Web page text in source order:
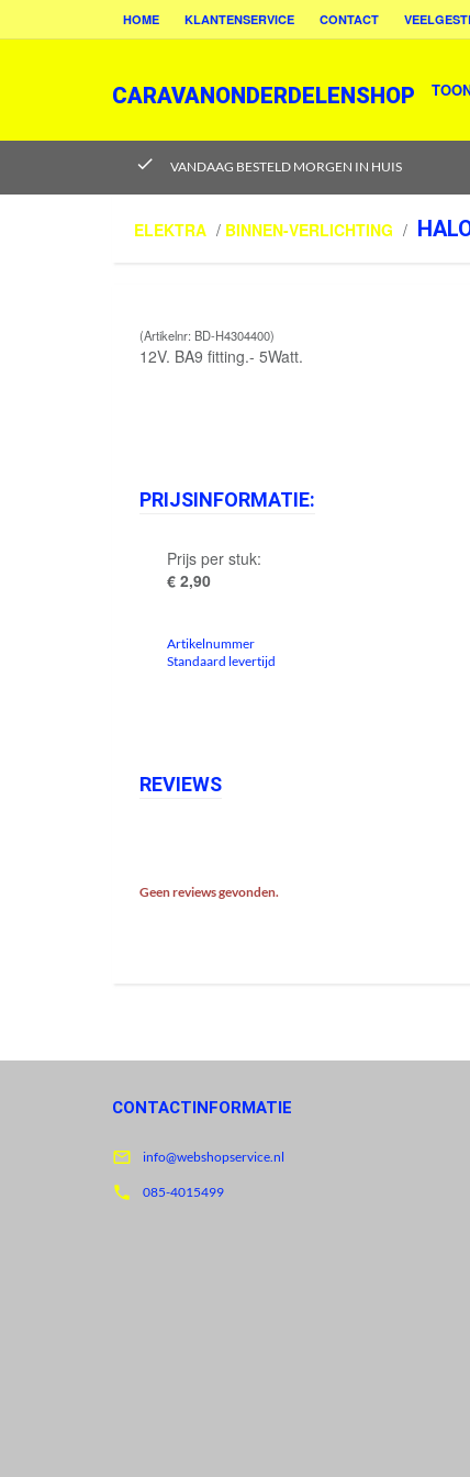
HOME KLANTENSERVICE CONTACT
CARAVANONDERDELENSHOP
check VANDAAG BESTELD MORGEN IN HUIS
ELEKTRA / BINNEN-VERLICHTING /
(Artikelnr: BD-H4304400)
12V. BA9 fitting.- 5Watt.
PRIJSINFORMATIE:
Prijs per stuk:
€ 2,90
Artikelnummer
Standaard levertijd
REVIEWS
Geen reviews gevonden.
CONTACTINFORMATIE
 info@webshopservice.nl
 085-4015499